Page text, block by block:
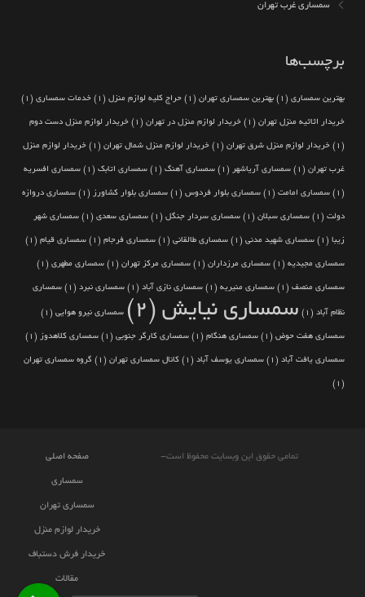
سمساری غرب تهران
برچسب‌ها
بهترین سمساری (1) بهترین سمساری تهران (1) حراج کلیه لوازم منزل (1) خدمات سمساری (1)
خریدار اثاثیه منزل تهران (1) خریدار لوازم منزل در تهران (1) خریدار لوازم منزل دست دوم
(1) خریدار لوازم منزل شرق تهران (1) خریدار لوازم منزل شمال تهران (1) خریدار لوازم منزل
غرب تهران (1) سمساری آریاشهر (1) سمساری آهنگ (1) سمساری اتابک (1) سمساری افسریه
(1) سمساری امامت (1) سمساری بلوار فردوس (1) سمساری بلوار کشاورز (1) سمساری دروازه
دولت (1) سمساری سبلان (1) سمساری سردار جنگل (1) سمساری سعدی (1) سمساری شهر
زیبا (1) سمساری شهید مدنی (1) سمساری طالقانی (1) سمساری فرجام (1) سمساری قیام (1)
سمساری مجیدیه (1) سمساری مرزداران (1) سمساری مرکز تهران (1) سمساری مطهری (1)
سمساری منصف (1) سمساری منیریه (1) سمساری نازی آباد (1) سمساری نبرد (1) سمساری
نظام آباد (1) سمساری نیایش (2) سمساری نیرو هوایی (1)
سمساری هفت حوض (1) سمساری هنگام (1) سمساری کارگر جنوبی (1) سمساری کلاهدوز (1)
سمساری یافت آباد (1) سمساری یوسف آباد (1) کانال سمساری تهران (1) گروه سمساری تهران
(1)
صفحه اصلی
سمساری
سمساری تهران
خریدار لوازم منزل
خریدار فرش دستباف
مقالات
تمامی حقوق این وبسایت محفوظ است-